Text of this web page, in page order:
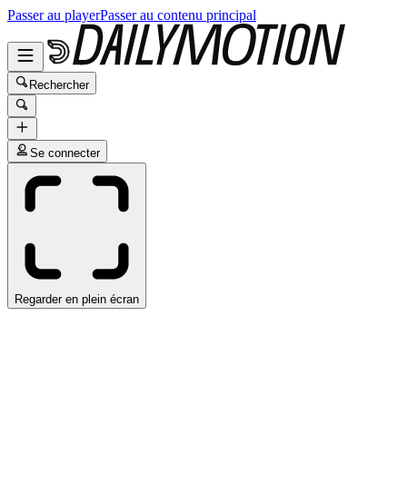
Passer au playerPasser au contenu principal
Rechercher
Se connecter
Regarder en plein écran